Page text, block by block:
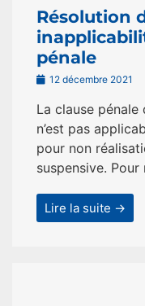
Résolution
pénale
12 décembre 2021
La clause pénale
n’est pas
pour non
suspensive.
Lire la suite →